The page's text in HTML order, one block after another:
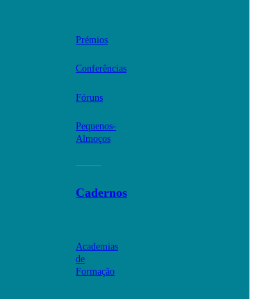
Prémios
Conferências
Fóruns
Pequenos-
Almoços
Cadernos
Academias
de
Formação